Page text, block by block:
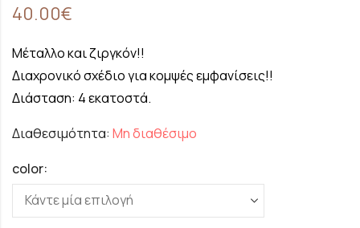
40.00€
Μέταλλο και ζιργκόν!!
Διαχρονικό σχέδιο για κομψές εμφανίσεις!!
Διάσταση: 4 εκατοστά.
Διαθεσιμότητα: Μη διαθέσιμο
color: